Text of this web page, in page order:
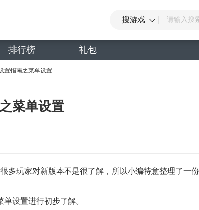
搜游戏
排行榜 礼包
置指南之菜单设置
菜单设置
多玩家对新版本不是很了解，所以小编特意整理了一
设置进行初步了解。